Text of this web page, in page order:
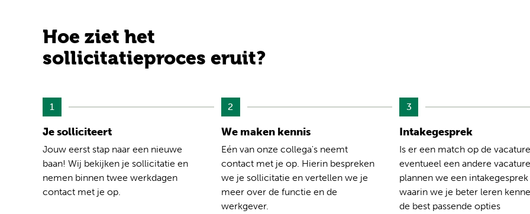
Hoe ziet het
sollicitatieproces eruit?
1
Je solliciteert
Jouw eerst stap naar een nieuwe
baan! Wij bekijken je sollicitatie en
nemen binnen twee werkdagen
contact met je op.
2
We maken kennis
Eén van onze collega's neemt
contact met je op. Hierin bespreken
we je sollicitatie en vertellen we je
meer over de functie en de
werkgever.
3
Intakegesprek
Is er een match op de
eventueel een andere
plannen we een intakegesprek
waarin we je beter leren
de best passende opties